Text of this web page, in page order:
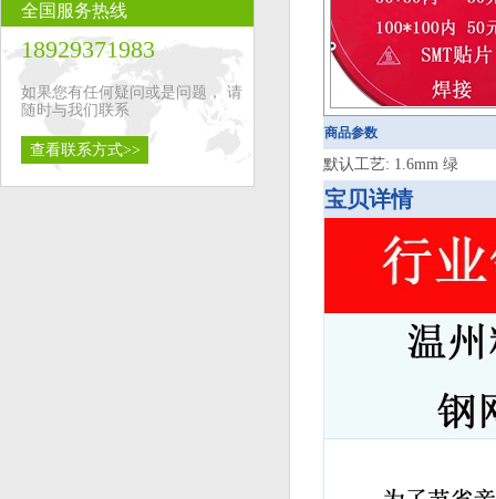
全国服务热线
18929371983
如果您有任何疑问或是问题， 请
随时与我们联系
查看联系方式>>
商品参数
默认工艺: 1.6mm 绿
宝贝详情